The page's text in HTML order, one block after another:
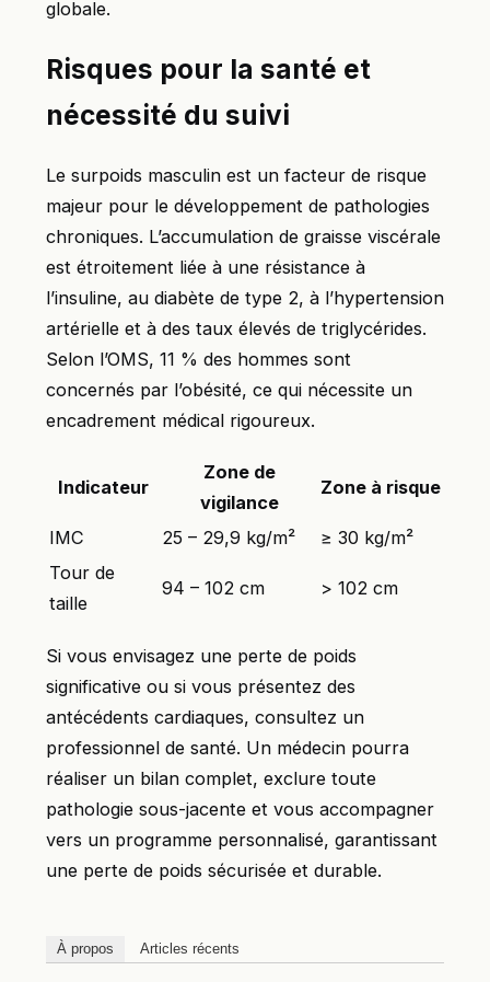
globale.
Risques pour la santé et
nécessité du suivi
Le surpoids masculin est un facteur de risque
majeur pour le développement de pathologies
chroniques. L’accumulation de graisse viscérale
est étroitement liée à une résistance à
l’insuline, au diabète de type 2, à l’hypertension
artérielle et à des taux élevés de triglycérides.
Selon l’OMS, 11 % des hommes sont
concernés par l’obésité, ce qui nécessite un
encadrement médical rigoureux.
Indicateur
Zone de
vigilance
Zone à risque
IMC 25 – 29,9 kg/m²
≥ 30 kg/m²
Tour de
taille
94 – 102 cm > 102 cm
Si vous envisagez une perte de poids
significative ou si vous présentez des
antécédents cardiaques, consultez un
professionnel de santé. Un médecin pourra
réaliser un bilan complet, exclure toute
pathologie sous-jacente et vous accompagner
vers un programme personnalisé, garantissant
une perte de poids sécurisée et durable.
À propos Articles récents